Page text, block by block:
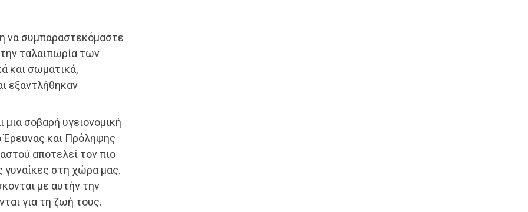
να συμπαραστεκόμαστε
ταλαιπωρία των
και σωματικά,
εξαντλήθηκαν
μια σοβαρή υγειονομική
και Πρόληψης
αποτελεί τον πιο
γυναίκες στη χώρα μας.
με αυτήν την
για τη ζωή τους.